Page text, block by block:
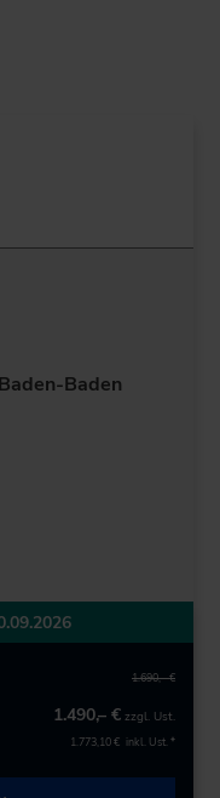
Baden
1.690,– €
1.490,– € zzgl. Ust.
1.773,10 € inkl. Ust. *